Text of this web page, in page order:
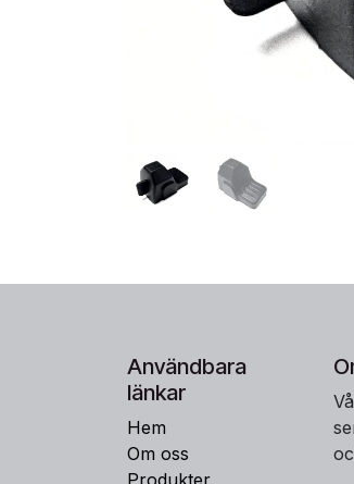
Användbara
länkar
Hem
Om oss
Produkter